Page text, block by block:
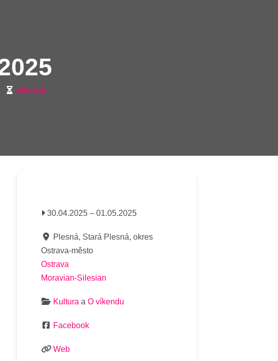
Aktuální
30.04.2025 – 01.05.2025
Plesná, Stará Plesná, okres
Ostrava-město
Ostrava
Moravian-Silesian
Kultura a O víkendu
Facebook
Web